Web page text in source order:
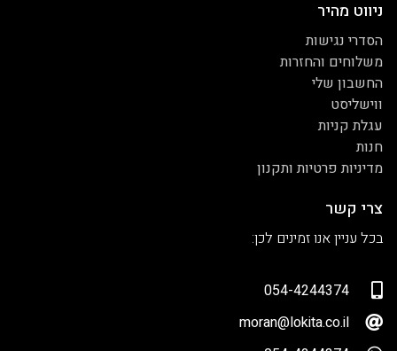
ניווט מהיר
הסדרי נגישות
משלוחים והחזרות
החשבון שלי
ווישליסט
עגלת קניות
חנות
מדיניות פרטיות ותקנון
צרי קשר
בכל עניין אנו זמינים לכן:
054-4244374
moran@lokita.co.il